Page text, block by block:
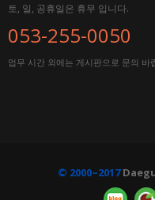
토, 일, 공휴일은 휴무 입니다.
053-255-0050
업무 시간 외에는 게시판으로 문의 바
© 2000~2017